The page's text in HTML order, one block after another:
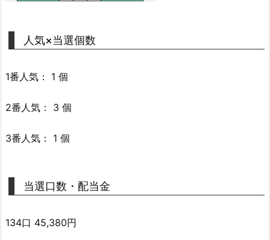
人気×当選個数
1番人気： 1 個
2番人気： 3 個
3番人気： 1 個
当選口数・配当金
134口 45,380円